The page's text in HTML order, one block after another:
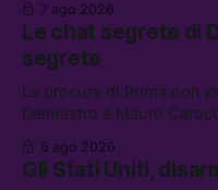
lavoro, Schlein prova a
che cos’è lo
7 ago 2026
Le chat segrete di
segrete
La procura di Roma non
Delmastro a Mauro
attacchi in Libano, il
flessibilità in armi e
6 ago 2026
Gli Stati Uniti,